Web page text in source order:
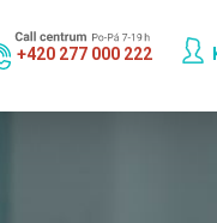
+420 277 000 222